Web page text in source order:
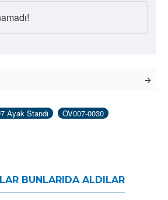
Ayak Standı
OV007-0030
BUNLARIDA ALDILAR